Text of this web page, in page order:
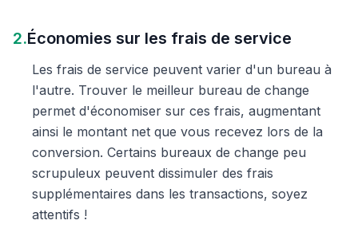
2.Économies sur les frais de service
Les frais de service peuvent varier d'un bureau à
l'autre. Trouver le meilleur bureau de change
permet d'économiser sur ces frais, augmentant
ainsi le montant net que vous recevez lors de la
conversion. Certains bureaux de change peu
scrupuleux peuvent dissimuler des frais
supplémentaires dans les transactions, soyez
attentifs !